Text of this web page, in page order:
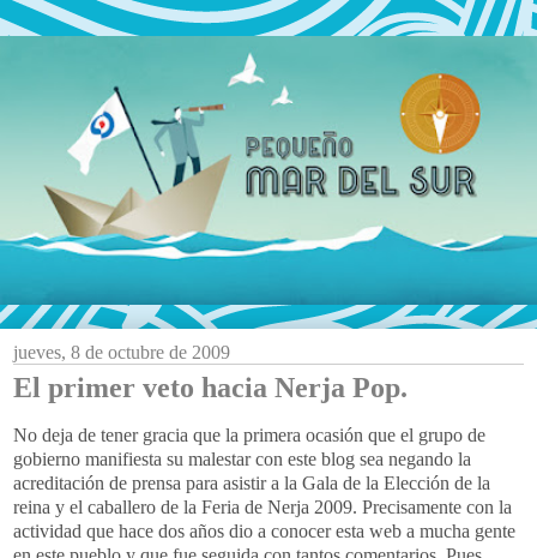
jueves, 8 de octubre de 2009
El primer veto hacia Nerja Pop.
No deja de tener gracia que la primera ocasión que el grupo de
gobierno manifiesta su malestar con este blog sea negando la
acreditación de prensa para asistir a la Gala de la Elección de la
reina y el caballero de la Feria de Nerja 2009. Precisamente con la
actividad que hace dos años dio a conocer esta web a mucha gente